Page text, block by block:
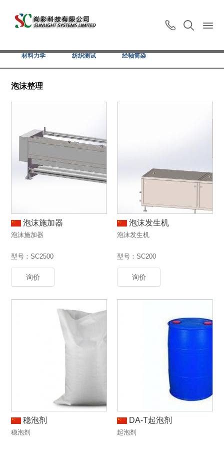
材料力学
纺织测试 经轴筒染
泡沫整理
泡沫施加器
泡沫施加器
型号：SC2500
询价
泡沫发生机
泡沫发生机
型号：SC200
询价
稳泡剂
稳泡剂
DA-T起泡剂
起泡剂